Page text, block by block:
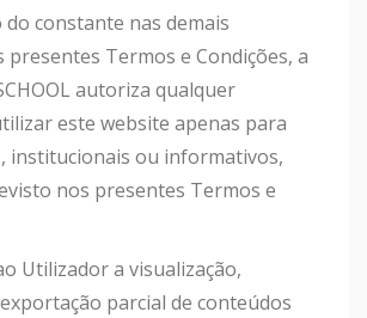
constante nas demais
presentes Termos e Condições, a
SCHOOL autoriza qualquer
este website apenas para
institucionais ou informativos,
nos presentes Termos e
Utilizador a visualização,
parcial de conteúdos